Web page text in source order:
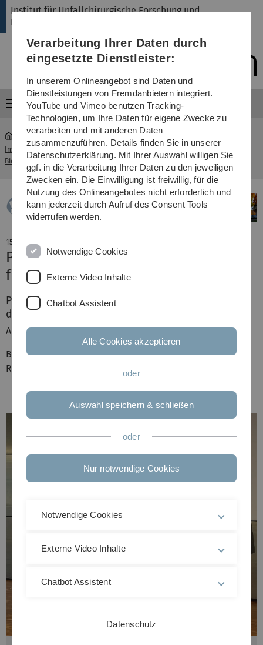
Direkt
Direkt
Direkt
(Sprache,
Drucken,
Media)
Direkt
Direkt
Institut für Unfallchirurgische Forschung und
Biomechanik
Menü
Institut für Unfallchirurgische Forschung und
Biomechanik
... Aktuelles
15. Juni 2014
Promotionspreis der Universität Ulm
für Andreas Seitz
Promotionspreis
der Universität Ulm
Andreas Seitz
Biomechanics of the Human Knee Joint Meniscus and its
Root Attachments
Verarbeitung Ihrer Daten durch
eingesetzte Dienstleister:
In unserem Onlineangebot sind Daten und
Dienstleistungen von Fremdanbietern integriert.
YouTube und Vimeo benutzen Tracking-
Technologien, um Ihre Daten für eigene Zwecke zu
verarbeiten und mit anderen Daten
zusammenzuführen. Details finden Sie in unserer
Datenschutzerklärung. Mit Ihrer Auswahl willigen Sie
ggf. in die Verarbeitung Ihrer Daten zu den jeweiligen
Zwecken ein. Die Einwilligung ist freiwillig, für die
Nutzung des Onlineangebotes nicht erforderlich und
kann jederzeit durch Aufruf des Consent Tools
widerrufen werden.
Notwendige Cookies
Externe Video Inhalte
Chatbot Assistent
Alle Cookies akzeptieren
oder
Auswahl speichern & schließen
oder
Nur notwendige Cookies
Notwendige Cookies
Externe Video Inhalte
Chatbot Assistent
Datenschutz